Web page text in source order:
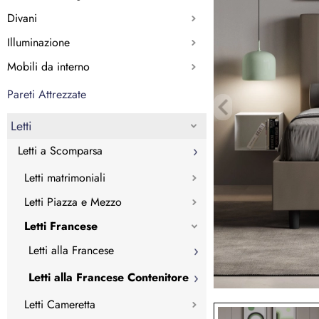
Divani
Illuminazione
Mobili da interno
Pareti Attrezzate
Letti
Letti a Scomparsa
Letti matrimoniali
Letti Piazza e Mezzo
Letti Francese
Letti alla Francese
Letti alla Francese Contenitore
Letti Cameretta